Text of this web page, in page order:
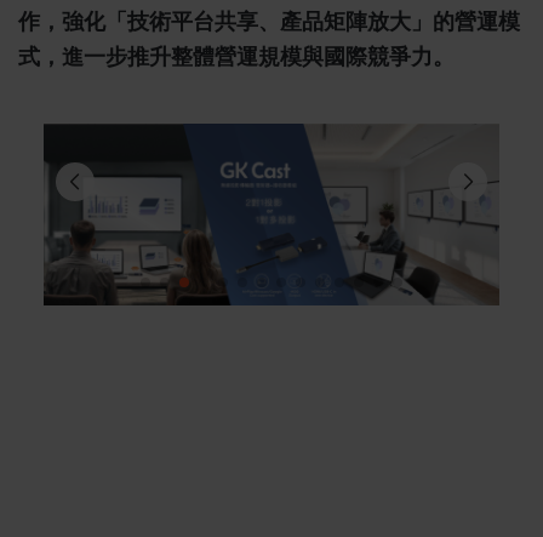
作，強化「技術平台共享、產品矩陣放大」的營運模
式，進一步推升整體營運規模與國際競爭力。